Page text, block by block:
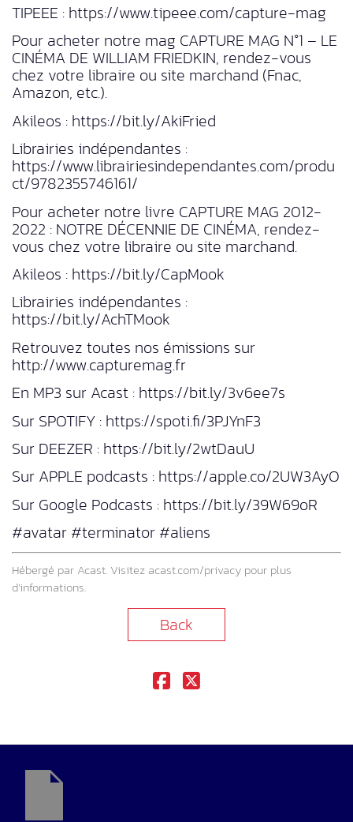
TIPEEE : https://www.tipeee.com/capture-mag
Pour acheter notre mag CAPTURE MAG N°1 – LE
CINÉMA DE WILLIAM FRIEDKIN, rendez-vous
chez votre libraire ou site marchand (Fnac,
Amazon, etc.).
Akileos : https://bit.ly/AkiFried
Librairies indépendantes :
https://www.librairiesindependantes.com/produ
ct/9782355746161/
Pour acheter notre livre CAPTURE MAG 2012-
2022 : NOTRE DÉCENNIE DE CINÉMA, rendez-
vous chez votre libraire ou site marchand.
Akileos : https://bit.ly/CapMook
Librairies indépendantes :
https://bit.ly/AchTMook
Retrouvez toutes nos émissions sur
http://www.capturemag.fr
En MP3 sur Acast : https://bit.ly/3v6ee7s
Sur SPOTIFY : https://spoti.fi/3PJYnF3
Sur DEEZER : https://bit.ly/2wtDauU
Sur APPLE podcasts : https://apple.co/2UW3AyO
Sur Google Podcasts : https://bit.ly/39W69oR
#avatar #terminator #aliens
Hébergé par Acast. Visitez acast.com/privacy pour plus
d’informations.
Back